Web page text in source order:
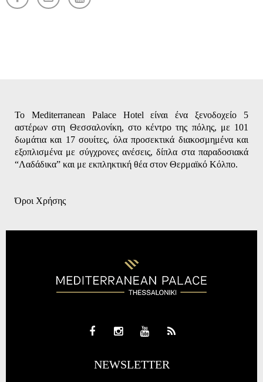
Το Mediterranean Palace Hotel είναι ένα ξενοδοχείο 5
αστέρων στη Θεσσαλονίκη, στο κέντρο της πόλης, με 101
δωμάτια και 17 σουίτες, όλα προσεκτικά διακοσμημένα και
εξοπλισμένα με σύγχρονες ανέσεις, δίπλα στα παραδοσιακά
“Λαδάδικα” και με εκπληκτική θέα στον Θερμαϊκό Κόλπο.
Όροι Χρήσης
NEWSLETTER